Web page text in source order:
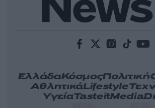
ΕλλάδαΚόσμοςΠολιτική
ΑθλητικάLifestyle
ΥγείαTasteitMedia